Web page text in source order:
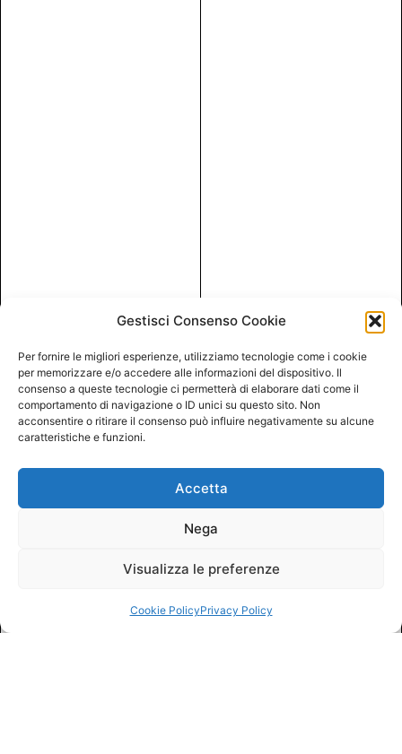
Gestisci Consenso Cookie
Per fornire le migliori esperienze, utilizziamo tecnologie come i cookie
per memorizzare e/o accedere alle informazioni del dispositivo. Il
consenso a queste tecnologie ci permetterà di elaborare dati come il
comportamento di navigazione o ID unici su questo sito. Non
acconsentire o ritirare il consenso può influire negativamente su alcune
caratteristiche e funzioni.
Accetta
Nega
Visualizza le preferenze
Cookie PolicyPrivacy Policy